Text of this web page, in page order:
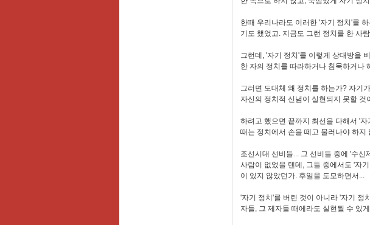
한때 우리나라도 이러한 '자기 정치'를
기도 했었고. 지금도 그런 정치를 한 사
그런데, '자기 정치'를 이렇게 상대방을
한 자의 정치를 따라하거나 침묵하거나
그러면 도대체 왜 정치를 하는가? 자기
자신의 정치적 신념이 실현되지 못할
하려고 했으면 끝까지 최선을 다해서 '
때는 정치에서 손을 떼고 물러나야 하지
조선시대 선비들... 그 선비들 중에 '수
사람이 없었을 텐데, 그들 중에서도 '자
이 있지 않았던가. 후일을 도모하면서...
'자기 정치'를 버린 것이 아니라 '자기 정
자들, 그 제자들 때에라도 실현될 수 있